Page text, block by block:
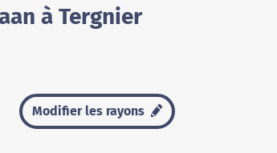
à Tergnier
Modifier les rayons